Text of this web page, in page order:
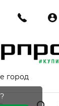
город
?